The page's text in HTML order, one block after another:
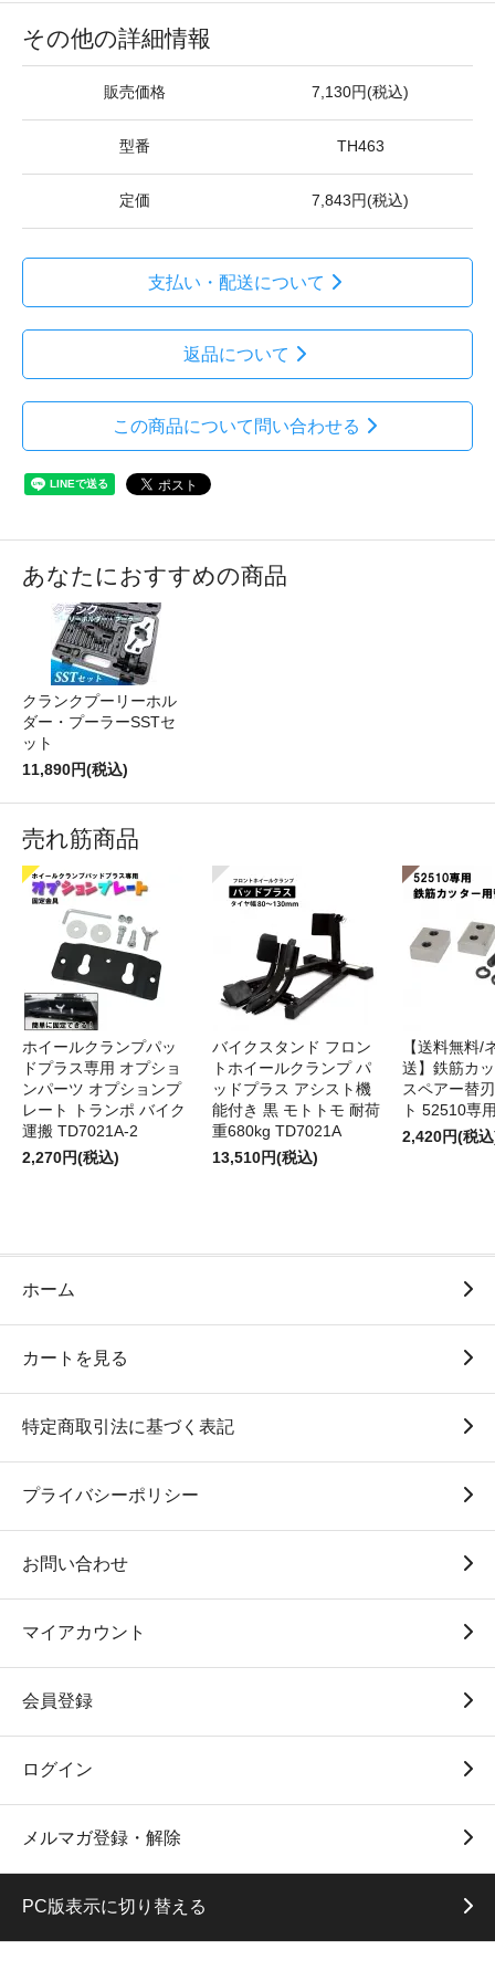
その他の詳細情報
販売価格 7,130円(税込)
型番 TH463
定価 7,843円(税込)
支払い・配送について
返品について
この商品について問い合わせる
あなたにおすすめの商品
クランクプーリーホル
ダー・プーラーSSTセ
ット
11,890円(税込)
売れ筋商品
ホイールクランプパッ
ドプラス専用 オプショ
ンパーツ オプションプ
レート トランポ バイク
運搬 TD7021A-2
2,270円(税込)
バイクスタンド フロン
トホイールクランプ パ
ッドプラス アシスト機
能付き 黒 モトトモ 耐荷
重680kg TD7021A
13,510円(税込)
【送料無料/
送】鉄筋カ
スペアー替
ト 52510専
2,420円(税
ホーム
カートを見る
特定商取引法に基づく表記
プライバシーポリシー
お問い合わせ
マイアカウント
会員登録
ログイン
メルマガ登録・解除
PC版表示に切り替える